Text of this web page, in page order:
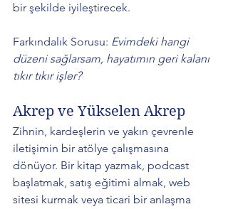
bir şekilde iyileştirecek.
Farkındalık Sorusu: Evimdeki hangi
düzeni sağlarsam, hayatımın geri kalanı
tıkır tıkır işler?
Akrep ve Yükselen Akrep
Zihnin, kardeşlerin ve yakın çevrenle
iletişimin bir atölye çalışmasına
dönüyor. Bir kitap yazmak, podcast
başlatmak, satış eğitimi almak, web
sitesi kurmak veya ticari bir anlaşma